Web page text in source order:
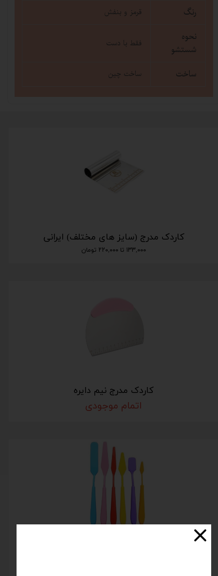
رنگ قرمز و بنفش
نحوه
شستشو
فقط با دست
ساخت ساخت چین
کاردک مدرج (سایز های مختلف) ایرانی
۱۳۳,۰۰۰ تا ۲۲۰,۰۰۰ تومان
کاردک مدرج نیم دایره
اتمام موجودی